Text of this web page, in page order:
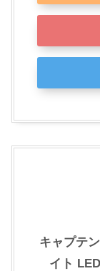
キャプテ
イト